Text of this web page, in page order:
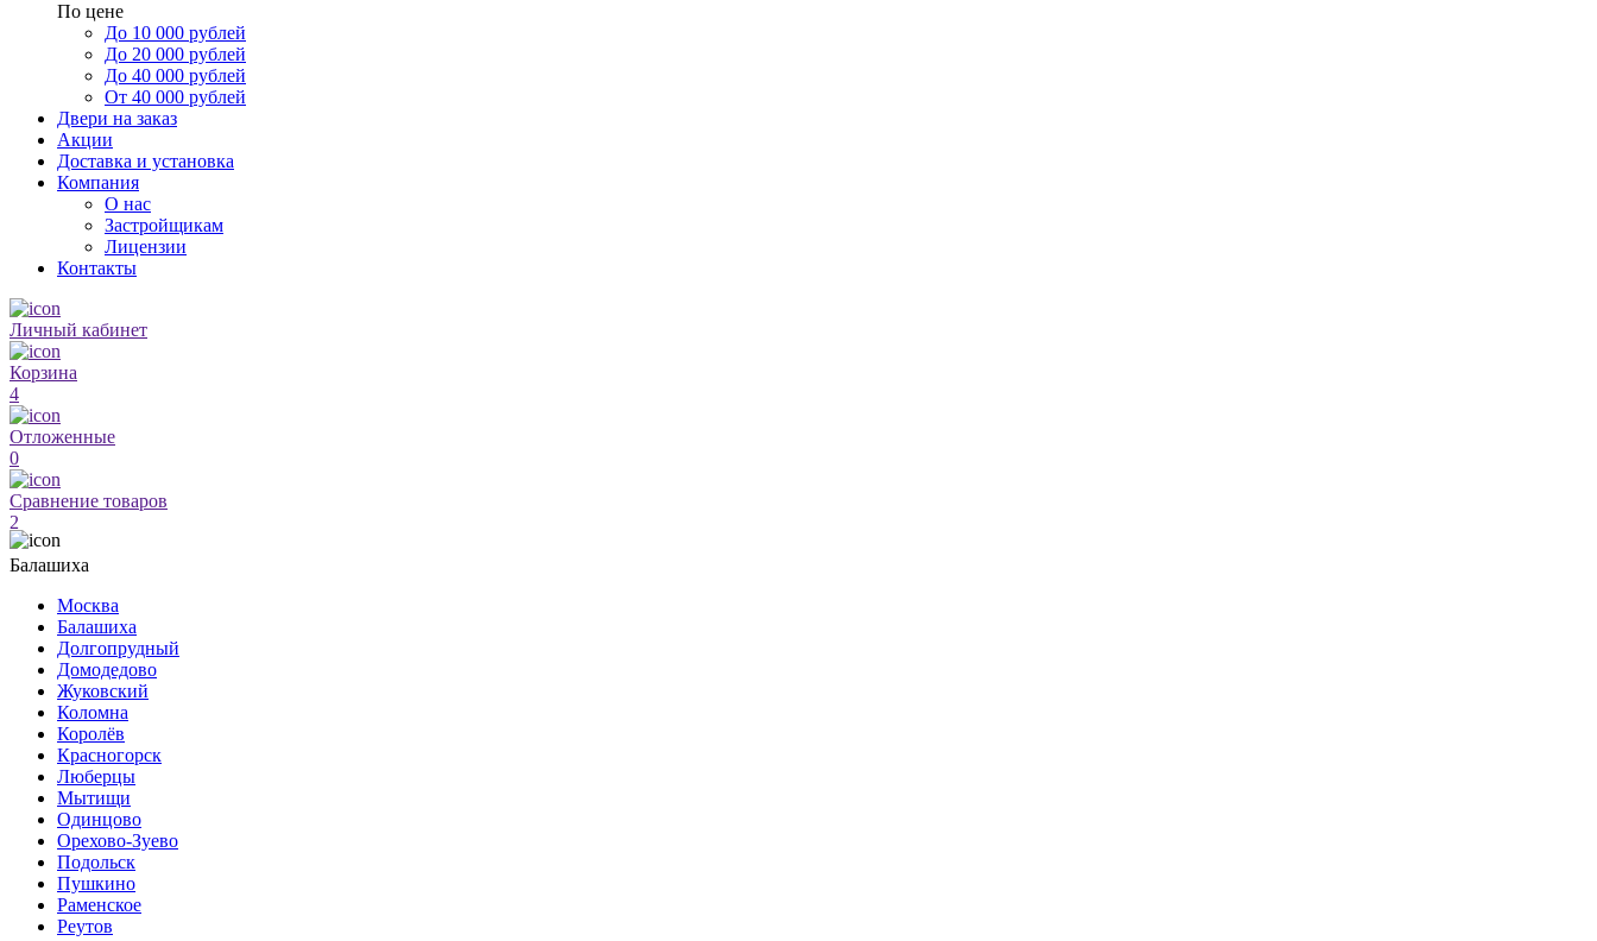
По цене
До 10 000 рублей
До 20 000 рублей
До 40 000 рублей
От 40 000 рублей
Двери на заказ
Акции
Доставка и установка
Компания
О нас
Застройщикам
Лицензии
Контакты
Личный кабинет
Корзина
4
Отложенные
0
Сравнение товаров
2
Балашиха
Москва
Балашиха
Долгопрудный
Домодедово
Жуковский
Коломна
Королёв
Красногорск
Люберцы
Мытищи
Одинцово
Орехово-Зуево
Подольск
Пушкино
Раменское
Реутов